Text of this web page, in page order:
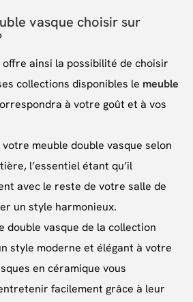
vasque choisir sur
offre ainsi la possibilité de choisir
collections disponibles le meuble
à votre goût et à vos
meuble double vasque selon
l’essentiel étant qu’il
avec le reste de votre salle de
un style harmonieux.
double vasque de la collection
style moderne et élégant à votre
en céramique vous
facilement grâce à leur